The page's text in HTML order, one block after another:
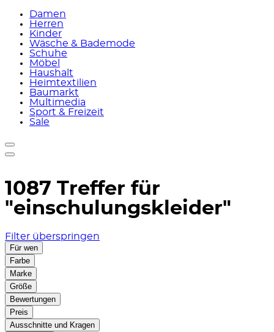
Damen
Herren
Kinder
Wäsche & Bademode
Schuhe
Möbel
Haushalt
Heimtextilien
Baumarkt
Multimedia
Sport & Freizeit
Sale
1087 Treffer für
"einschulungskleider"
Filter überspringen
Für wen
Farbe
Marke
Größe
Bewertungen
Preis
Ausschnitte und Kragen